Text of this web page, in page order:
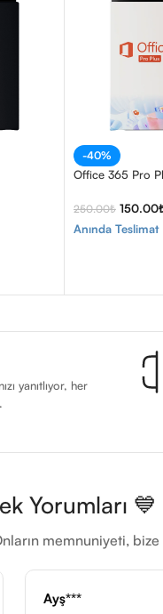
-40%
Office 365 Pro
250.00₺ 150.00
Anında Teslimat
yanıtlıyor, her
Yorumları 💙
memnuniyeti,
23.11.2025